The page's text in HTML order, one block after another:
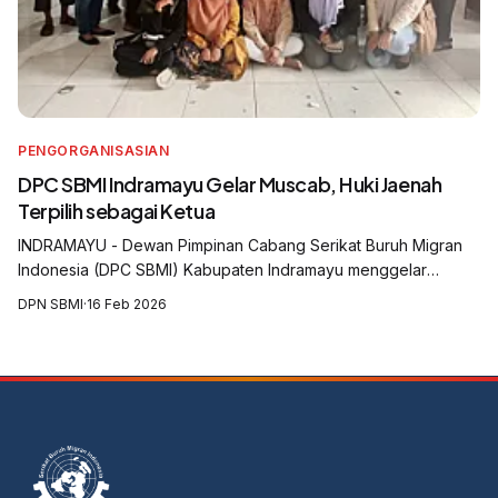
PENGORGANISASIAN
DPC SBMI Indramayu Gelar Muscab, Huki Jaenah
Terpilih sebagai Ketua
INDRAMAYU - Dewan Pimpinan Cabang Serikat Buruh Migran
Indonesia (DPC SBMI) Kabupaten Indramayu menggelar
DPN SBMI·16 Feb 2026